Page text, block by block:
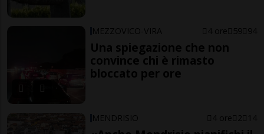
MEZZOVICO-VIRA 4 ore 59 94
Una spiegazione che non
convince chi è rimasto
bloccato per ore
MENDRISIO 4 ore 2 14